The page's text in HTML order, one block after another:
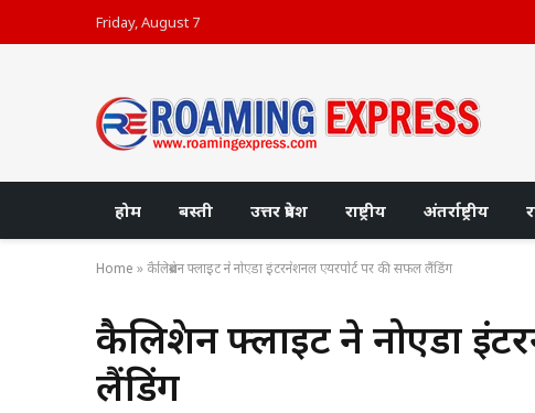
Friday, August 7
होम बस्ती उत्तर प्रदेश राष्ट्रीय अंतर्राष्ट्रीय
Home »कैलिब्रेशन फ्लाइट ने नोएडा इंटरनेशनल एयरपोर्ट पर की सफल लैंडिंग
कैलिब्रेशन फ्लाइट ने नोएडा
लैंडिंग